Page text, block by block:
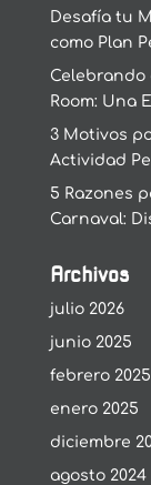
Desafía tu
como Plan
Celebrando
Room: Una
3 Motivos
Actividad
5 Razones
Carnaval:
Archivos
julio 2026
junio 2025
febrero 2025
enero 2025
diciembre
agosto 2024